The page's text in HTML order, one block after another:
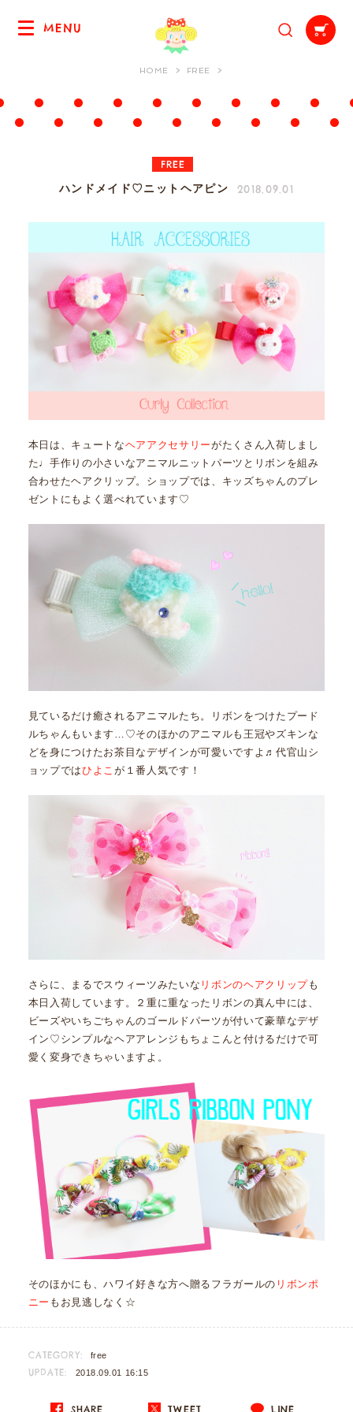
MENU
HOME FREE
FREE
ハンドメイド♡ニットヘアピン 2018.09.01
本日は、キュートなヘアアクセサリーがたくさん入荷しまし
た♩手作りの小さいなアニマルニットパーツとリボンを組み
合わせたヘアクリップ。ショップでは、キッズちゃんのプレ
ゼントにもよく選べれています♡
見ているだけ癒されるアニマルたち。リボンをつけたプード
ルちゃんもいます…♡そのほかのアニマルも王冠やズキンな
どを身につけたお茶目なデザインが可愛いですよ♬代官山シ
ョップではひよこが１番人気です！
さらに、まるでスウィーツみたいな リボンのヘアクリップも
本日入荷しています。２重に重なったリボンの真ん中には、
ビーズやいちごちゃんのゴールドパーツが付いて豪華なデザ
イン♡シンプルなヘアアレンジもちょこんと付けるだけで可
愛く変身できちゃいますよ。
そのほかにも、ハワイ好きな方へ贈るフラガールの リボンポ
ニー もお見逃しなく☆
CATEGORY: free
UPDATE: 2018.09.01 16:15
SHARE TWEET LINE